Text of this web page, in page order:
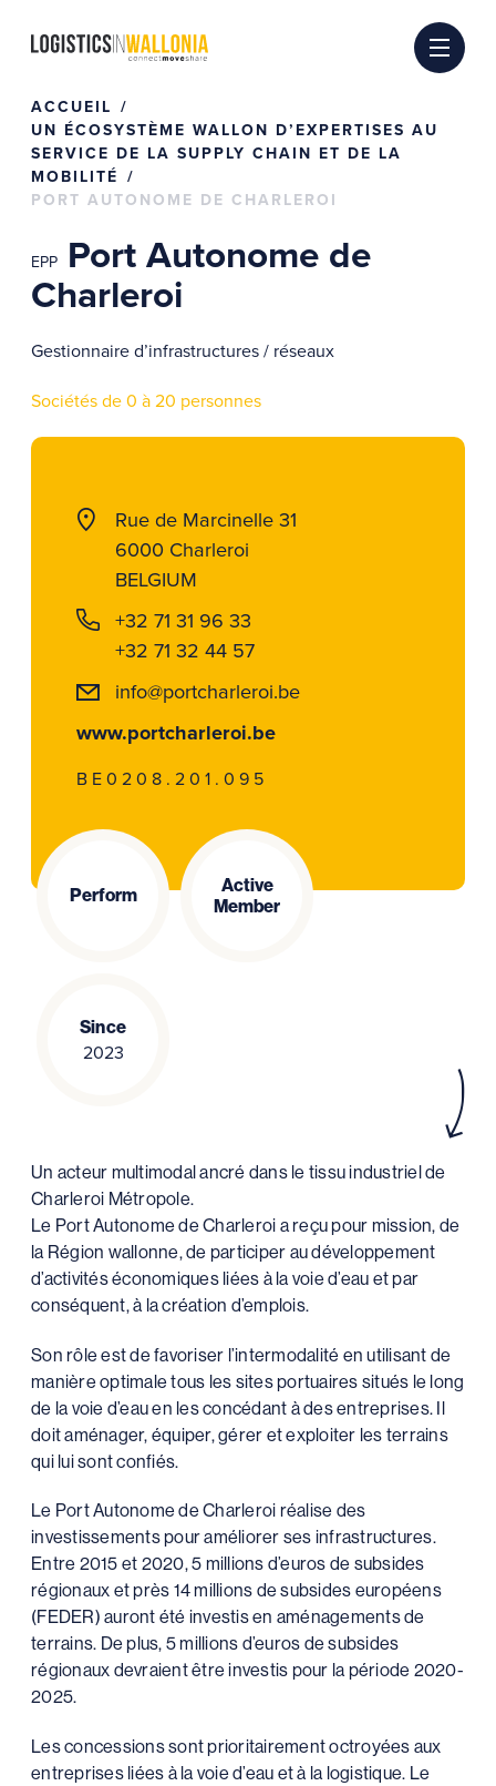
ACCUEIL
UN ÉCOSYSTÈME WALLON D’EXPERTISES AU
SERVICE DE LA SUPPLY CHAIN ET DE LA
MOBILITÉ
PORT AUTONOME DE CHARLEROI
EPP Port Autonome de
Charleroi
Gestionnaire d’infrastructures / réseaux
Sociétés de 0 à 20 personnes
Rue de Marcinelle 31
6000 Charleroi
BELGIUM
+32 71 31 96 33
+32 71 32 44 57
info@portcharleroi.be
www.portcharleroi.be
BE0208.201.095
Perform
Active
Member
Since
2023
Un acteur multimodal ancré dans le tissu industriel de
Charleroi Métropole.
Le Port Autonome de Charleroi a reçu pour mission, de
la Région wallonne, de participer au développement
d’activités économiques liées à la voie d’eau et par
conséquent, à la création d’emplois.
Son rôle est de favoriser l’intermodalité en utilisant de
manière optimale tous les sites portuaires situés le long
de la voie d’eau en les concédant à des entreprises. Il
doit aménager, équiper, gérer et exploiter les terrains
qui lui sont confiés.
Le Port Autonome de Charleroi réalise des
investissements pour améliorer ses infrastructures.
Entre 2015 et 2020, 5 millions d’euros de subsides
régionaux et près 14 millions de subsides européens
(FEDER) auront été investis en aménagements de
terrains. De plus, 5 millions d’euros de subsides
régionaux devraient être investis pour la période 2020-
2025.
Les concessions sont prioritairement octroyées aux
entreprises liées à la voie d’eau et à la logistique. Le